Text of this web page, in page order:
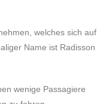
welches sich auf
Name ist Radisson
wenige Passagiere